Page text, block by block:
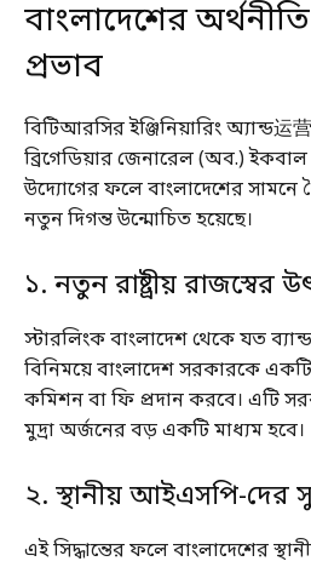
বাংলাদেশের
প্রভাব
বিটিআরসির ইঞ্জিনিয়ারিং অ্যান্ড
ব্রিগেডিয়ার জেনারেল (অব.)
উদ্যোগের ফলে বাংলাদেশের
নতুন দিগন্ত উন্মোচিত হয়েছে।
১. নতুন রাষ্ট্রীয় রাজস্বের
স্টারলিংক বাংলাদেশ থেকে যত
বিনিময়ে বাংলাদেশ সরকারকে একটি
কমিশন বা ফি প্রদান করবে। এটি
মুদ্রা অর্জনের বড় একটি মাধ্যম হবে।
২. স্থানীয় আইএসপি-দের
এই সিদ্ধান্তের ফলে বাংলাদেশের